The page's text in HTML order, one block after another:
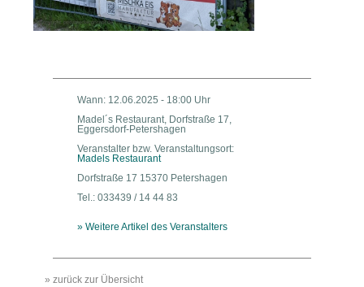
Wann: 12.06.2025 - 18:00 Uhr
Madel´s Restaurant, Dorfstraße 17,
Eggersdorf-Petershagen
Veranstalter bzw. Veranstaltungsort:
Madels Restaurant
Dorfstraße 17 15370 Petershagen
Tel.: 033439 / 14 44 83
» Weitere Artikel des Veranstalters
» zurück zur Übersicht